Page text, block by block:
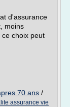
d'assurance
moins
choix peut
70 ans /
assurance vie